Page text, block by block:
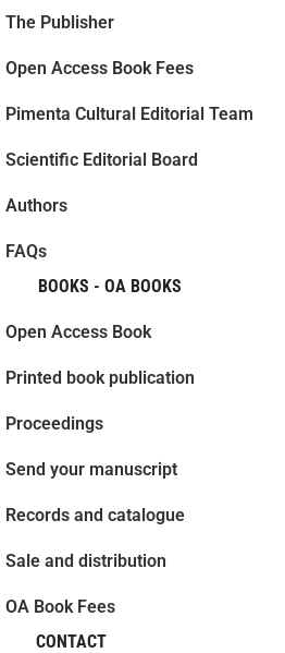
The Publisher
Open Access Book Fees
Pimenta Cultural Editorial Team
Scientific Editorial Board
Authors
FAQs
BOOKS - OA BOOKS
Open Access Book
Printed book publication
Proceedings
Send your manuscript
Records and catalogue
Sale and distribution
OA Book Fees
CONTACT